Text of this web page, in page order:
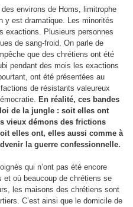
environs de Homs, limitrophe
y est dramatique. Les minorités
exactions. Plusieurs personnes
de sang-froid. On parle de
que des chrétiens ont été
pendant des mois les exactions
ont été présentées au
de résistants valeureux
En réalité, ces bandes
de la jungle : soit elles ont
vieux démons des frictions
elles ont, elles aussi comme à
la guerre confessionnelle.
qui n’ont pas été encore
où beaucoup de chrétiens se
les maisons des chrétiens sont
C’est ainsi que le domicile de